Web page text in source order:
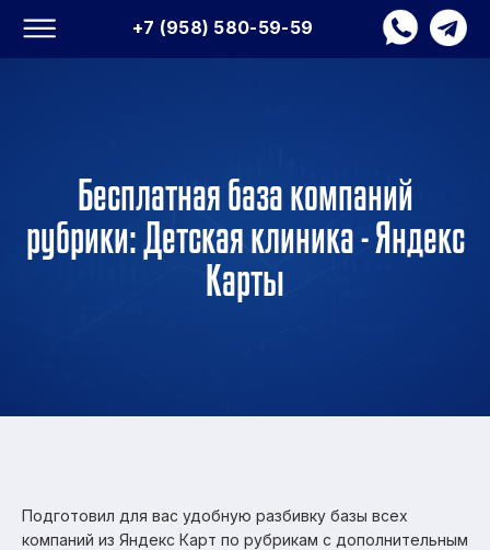
+7 (958) 580-59-59
Бесплатная база компаний
рубрики: Детская клиника - Яндекс
Карты
Подготовил для вас удобную разбивку базы всех
компаний из Яндекс Карт по рубрикам с дополнительным